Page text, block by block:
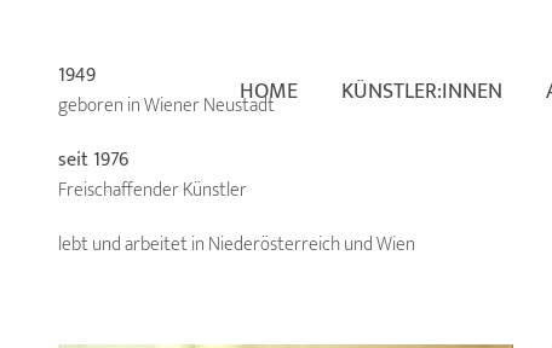
HOME KÜNSTLER:INNEN
1949
geboren in Wiener Neustadt
seit 1976
Freischaffender Künstler
lebt und arbeitet in Niederösterreich und Wien